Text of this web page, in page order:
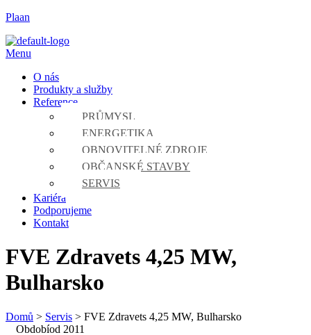
Plaan
Menu
O nás
Produkty a služby
Reference
PRŮMYSL
ENERGETIKA
OBNOVITELNÉ ZDROJE
OBČANSKÉ STAVBY
SERVIS
Kariéra
Podporujeme
Kontakt
FVE Zdravets 4,25 MW,
Bulharsko
Domů > Servis > FVE Zdravets 4,25 MW, Bulharsko
Obdobíod 2011